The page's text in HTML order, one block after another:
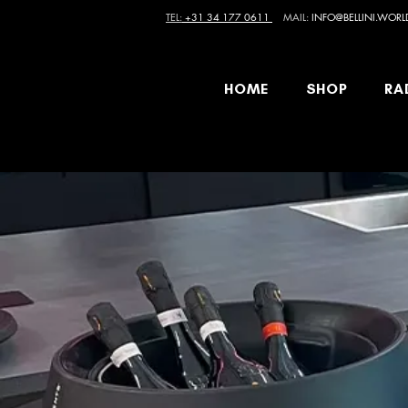
TEL: +31 34 177 0611 MAIL:
HOME SHOP